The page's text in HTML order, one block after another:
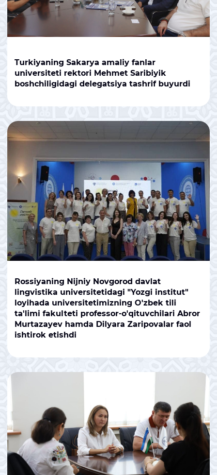
Turkiyaning Sakarya amaliy fanlar
universiteti rektori Mehmet Saribiyik
boshchiligidagi delegatsiya tashrif buyurdi
Rossiyaning Nijniy Novgorod davlat
lingvistika universitetidagi "Yozgi institut"
loyihada universitetimizning O'zbek tili
ta'limi fakulteti professor-o'qituvchilari Abror
Murtazayev hamda Dilyara Zaripovalar faol
ishtirok etishdi